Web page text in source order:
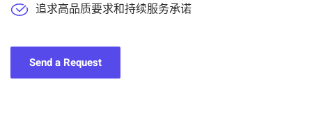
追求高品质要求和持续服务承诺
Send a Request